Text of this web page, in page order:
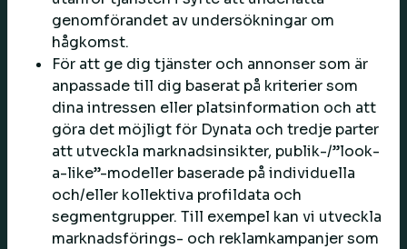
genomförandet av undersökningar om
hågkomst.
För att ge dig tjänster och annonser som är
anpassade till dig baserat på kriterier som
dina intressen eller platsinformation och att
göra det möjligt för Dynata och tredje parter
att utveckla marknadsinsikter, publik-/”look-
a-like”-modeller baserade på individuella
och/eller kollektiva profildata och
segmentgrupper. Till exempel kan vi utveckla
marknadsförings- och reklamkampanjer som